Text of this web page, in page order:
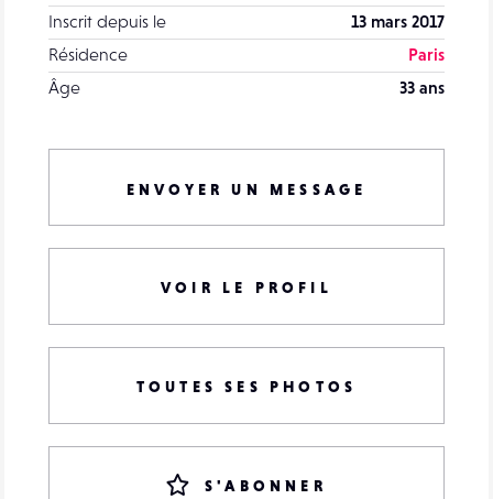
Inscrit depuis le
13 mars 2017
Résidence
Paris
Âge
33 ans
ENVOYER UN MESSAGE
VOIR LE PROFIL
TOUTES SES PHOTOS
S'ABONNER